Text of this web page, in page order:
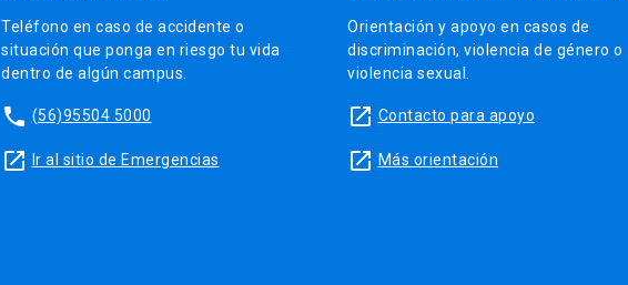
Teléfono en caso de accidente o
situación que ponga en riesgo tu vida
dentro de algún campus.
phone (56)95504 5000
launch Ir al sitio de Emergencias
Orientación y apoyo en casos de
discriminación, violencia de género o
violencia sexual.
launch Contacto para apoyo
launch Más orientación